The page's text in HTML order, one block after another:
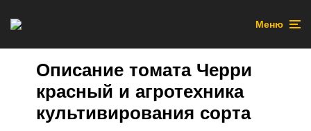
Меню
Описание томата Черри
красный и агротехника
культивирования сорта